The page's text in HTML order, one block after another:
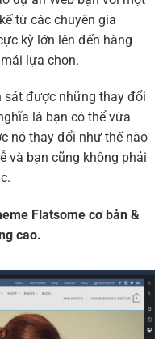
từ các chuyên gia
kỳ lớn lên đến hàng
lựa chọn.
sát được những thay đổi
là bạn có thể vừa
nó thay đổi như thế nào
và bạn cũng không phải
Flatsome cơ bản &
cao.